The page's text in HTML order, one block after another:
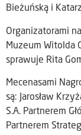
Bieżuńską i
Organizatorami
Muzeum Witolda
sprawuje Rita
Mecenasami
są: Jarosław
S.A. Partnerem
Partnerem